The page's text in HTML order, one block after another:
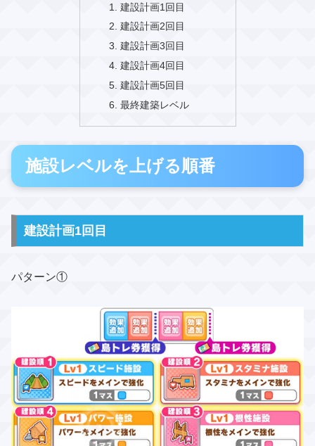
建設計画1回目
建設計画2回目
建設計画3回目
建設計画4回目
建設計画5回目
最終建築レベル
施設レベルを上げる順番
建設計画1回目
パターン①